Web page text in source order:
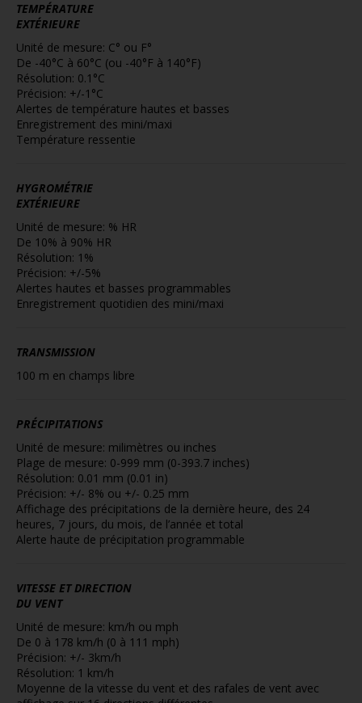
TEMPÉRATURE
EXTÉRIEURE
Unité de mesure: C° ou F°
De -40°C à 60°C (ou -40°F à 140°F)
Résolution: 0.1°C
Précision: +/-1°C
Alertes de température hautes et basses
Enregistrement des mini/maxi
Température ressentie
HYGROMÉTRIE
EXTÉRIEURE
Unité de mesure: % HR
De 10% à 90% HR
Résolution: 1%
Précision: +/-5%
Alertes hautes et basses programmables
Enregistrement quotidien des mini/maxi
TRANSMISSION
100 m en champs libre
PRÉCIPITATIONS
Unité de mesure: milimètres ou inches
Plage de mesure: 0-999 mm (0-393.7 inches)
Résolution: 0.01 mm (0.01 in)
Précision: +/- 8% ou +/- 0.25 mm
Affichage des précipitations de la dernière heure, des 24
heures, 7 jours, du mois, de l’année et total
Alerte haute de précipitation programmable
VITESSE ET DIRECTION
DU VENT
Unité de mesure: km/h ou mph
De 0 à 178 km/h (0 à 111 mph)
Précision: +/- 3km/h
Résolution: 1 km/h
Moyenne de la vitesse du vent et des rafales de vent avec